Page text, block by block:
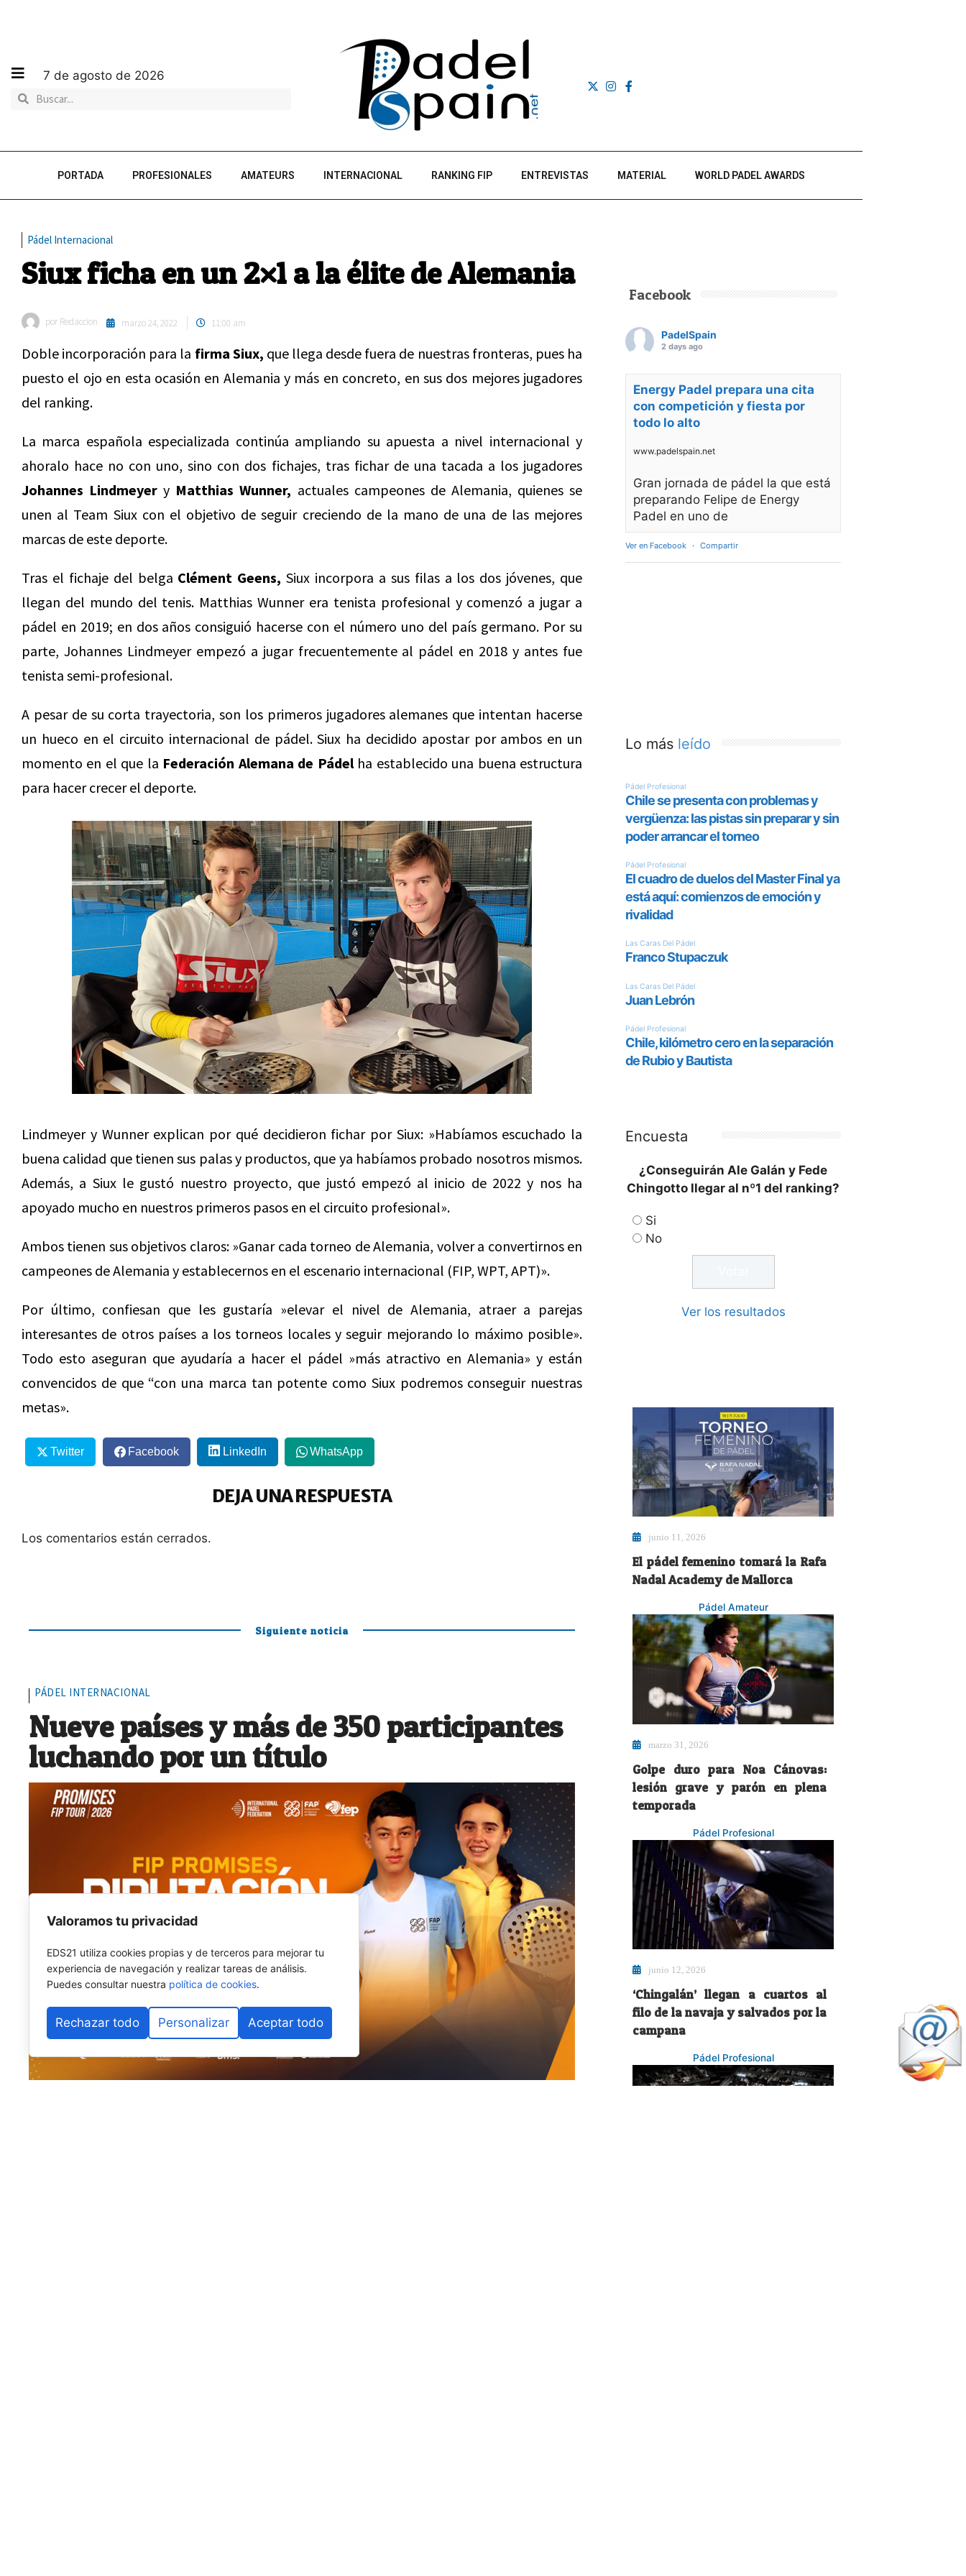
7 de agosto de 2026
PORTADA PROFESIONALES AMATEURS INTERNACIONAL RANKING FIP ENTREVISTAS MATERIAL WORLD PADEL AWARDS
Pádel Internacional
Siux ficha en un 2×1 a la élite de Alemania
por Redaccion marzo 24, 2022 11:00 am
Doble incorporación para la firma Siux, que llega desde fuera de nuestras fronteras, pues ha
puesto el ojo en esta ocasión en Alemania y más en concreto, en sus dos mejores jugadores
del ranking.
La marca española especializada continúa ampliando su apuesta a nivel internacional y
ahoralo hace no con uno, sino con dos fichajes, tras fichar de una tacada a los jugadores
Johannes Lindmeyer y Matthias Wunner, actuales campeones de Alemania, quienes se
unen al Team Siux con el objetivo de seguir creciendo de la mano de una de las mejores
marcas de este deporte.
Tras el fichaje del belga Clément Geens, Siux incorpora a sus filas a los dos jóvenes, que
llegan del mundo del tenis. Matthias Wunner era tenista profesional y comenzó a jugar a
pádel en 2019; en dos años consiguió hacerse con el número uno del país germano. Por su
parte, Johannes Lindmeyer empezó a jugar frecuentemente al pádel en 2018 y antes fue
tenista semi-profesional.
A pesar de su corta trayectoria, son los primeros jugadores alemanes que intentan hacerse
un hueco en el circuito internacional de pádel. Siux ha decidido apostar por ambos en un
momento en el que la Federación Alemana de Pádelha establecido una buena estructura
para hacer crecer el deporte.
Lindmeyer y Wunner explican por qué decidieron fichar por Siux: »Habíamos escuchado la
buena calidad que tienen sus palas y productos, que ya habíamos probado nosotros mismos.
Además, a Siux le gustó nuestro proyecto, que justó empezó al inicio de 2022 y nos ha
apoyado mucho en nuestros primeros pasos en el circuito profesional».
Ambos tienen sus objetivos claros: »Ganar cada torneo de Alemania, volver a convertirnos en
campeones de Alemania y establecernos en el escenario internacional (FIP, WPT, APT)».
Por último, confiesan que les gustaría »elevar el nivel de Alemania, atraer a parejas
interesantes de otros países a los torneos locales y seguir mejorando lo máximo posible».
Todo esto aseguran que ayudaría a hacer el pádel »más atractivo en Alemania» y están
convencidos de que “con una marca tan potente como Siux podremos conseguir nuestras
metas».
Twitter Facebook LinkedIn WhatsApp
DEJA UNA RESPUESTA
Los comentarios están cerrados.
Siguiente noticia
PÁDEL INTERNACIONAL
Nueve países y más de 350 participantes
luchando por un título
Facebook
PadelSpain
2 days ago
Energy Padel prepara una cita
con competición y fiesta por
todo lo alto
www.padelspain.net
Gran jornada de pádel la que está
preparando Felipe de Energy
Padel en uno de
Ver en Facebook · Compartir
Lo más leído
Encuesta
¿Conseguirán Ale Galán y Fede
Chingotto llegar al nº1 del ranking?
Si
No
Ver los resultados
junio 11, 2026
El pádel femenino tomará la Rafa
Nadal Academy de Mallorca
Pádel Amateur
marzo 31, 2026
Golpe duro para Noa Cánovas:
lesión grave y parón en plena
temporada
Pádel Profesional
junio 12, 2026
‘Chingalán’ llegan a cuartos al
filo de la navaja y salvados por la
campana
Pádel Profesional
Valoramos tu privacidad
EDS21 utiliza cookies propias y de terceros para mejorar tu
experiencia de navegación y realizar tareas de análisis.
Puedes consultar nuestra política de cookies.
Rechazar todo Personalizar Aceptar todo